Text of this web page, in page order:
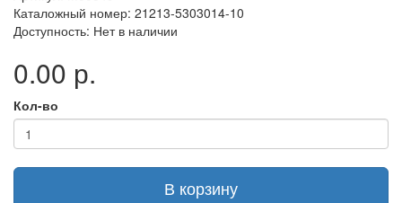
Каталожный номер: 21213-5303014-10
Доступность: Нет в наличии
0.00 р.
Кол-во
В корзину